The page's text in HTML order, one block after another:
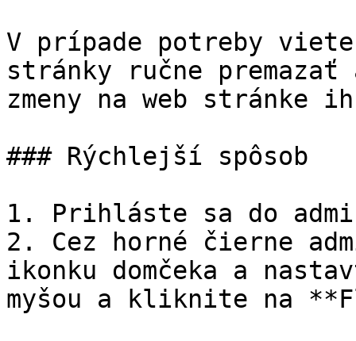
V prípade potreby viete
stránky ručne
zmeny na web stránke
### Rýchlejší spôsob
1. Prihláste sa do
2. Cez horné čierne
ikonku domčeka a
myšou a kliknite na